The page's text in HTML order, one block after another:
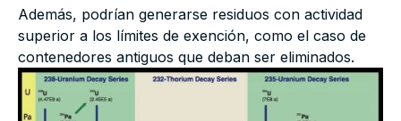
Además, podrían generarse residuos con actividad
superior a los límites de exención, como el caso de
contenedores antiguos que deban ser eliminados.